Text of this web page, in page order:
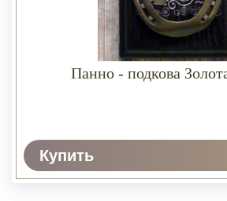
Панно - подкова
Купить